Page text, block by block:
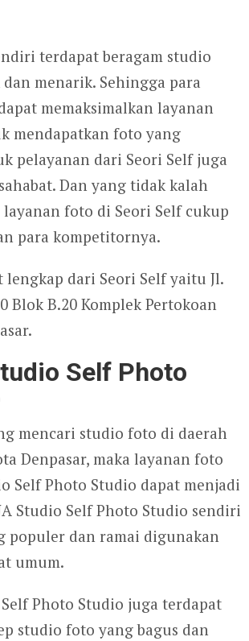
terdapat beragam studio
menarik. Sehingga para
memaksimalkan layanan
mendapatkan foto yang
pelayanan dari Seori Self juga
Dan yang tidak kalah
foto di Seori Self cukup
para kompetitornya.
lengkap dari Seori Self yaitu Jl.
Blok B.20 Komplek Pertokoan
Self Photo
mencari studio foto di daerah
Denpasar, maka layanan foto
Self Photo Studio dapat menjadi
Studio Self Photo Studio sendiri
populer dan ramai digunakan
umum.
Photo Studio juga terdapat
studio foto yang bagus dan